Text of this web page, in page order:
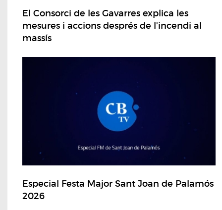
El Consorci de les Gavarres explica les
mesures i accions després de l'incendi al
massís
Especial Festa Major Sant Joan de Palamós
2026